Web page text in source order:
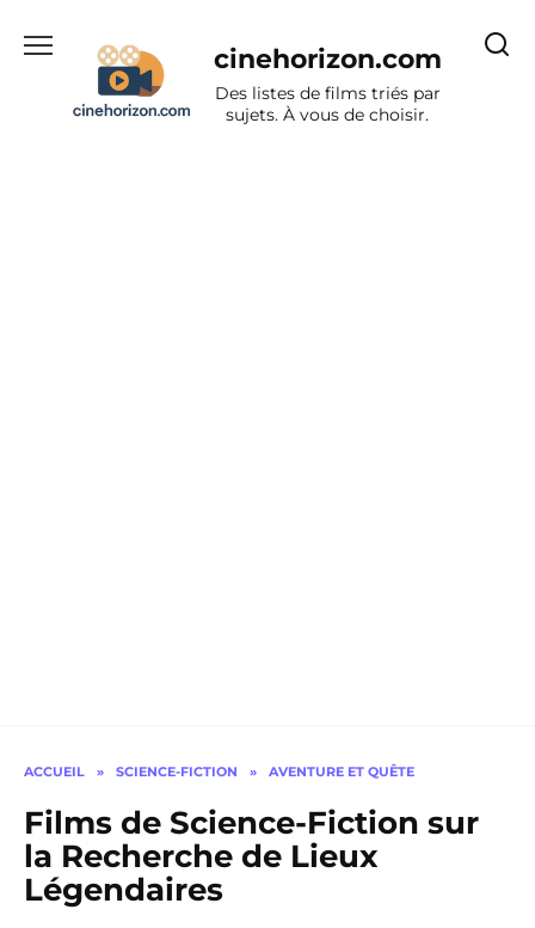
cinehorizon.com
Des listes de films triés par
sujets. À vous de choisir.
ACCUEIL » SCIENCE-FICTION » AVENTURE ET QUÊTE
Films de Science-Fiction sur
la Recherche de Lieux
Légendaires